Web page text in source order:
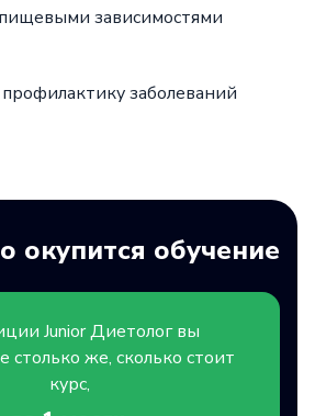
зависимостями
заболеваний
окупится обучение
JuniorДиетолог вы
столько же, сколько стоит
курс,